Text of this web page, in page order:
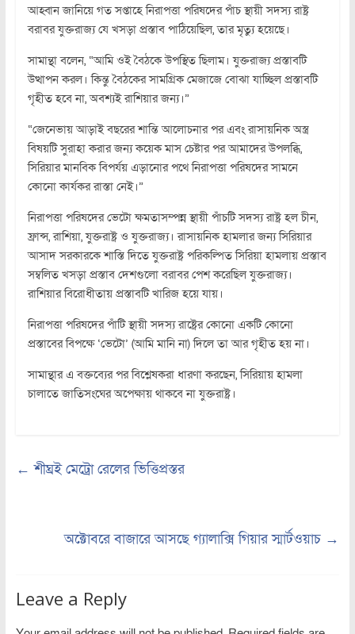
আহ্বান জানিয়ে গত সপ্তাহে নিরাপত্তা পরিষদের পাঁচ স্থায়ী সদস্য রাষ্ট্র
বরাবর যুক্তরাজ্য যে খসড়া প্রস্তাব পাঠিয়েছিল, তার মৃত্যু হয়েছে।
সামান্থা বলেন, “আমি ওই বৈঠকে উপস্থিত ছিলাম। যুক্তরাজ্য প্রস্তাবটি
উত্থাপন করল। কিন্তু বৈঠকের সামগ্রিক মেজাজে বোঝা যাচ্ছিল প্রস্তাবটি
গৃহীত হবে না, অবশ্যই রাশিয়ার জন্য।”
“জেনেভায় আড়াই বছরের শান্তি আলোচনার পর এবং রাসায়নিক অস্ত্র
বিষয়টি সুরাহা করার জন্য কয়েক মাস চেষ্টার পর আমাদের উপলব্ধি,
সিরিয়ার মানবিক বিপর্যয় এড়ানোর পথে নিরাপত্তা পরিষদের সামনে
কোনো কার্যকর রাস্তা নেই।”
নিরাপত্তা পরিষদের ভেটো ক্ষমতাসম্পন্ন স্থায়ী পাঁচটি সদস্য রাষ্ট্র হল চীন,
ফ্রান্স, রাশিয়া, যুক্তরাষ্ট্র ও যুক্তরাজ্য। রাসায়নিক হামলার জন্য সিরিয়ার
আসাদ সরকারকে শাস্তি দিতে যুক্তরাষ্ট্র পরিকল্পিত সিরিয়া হামলায় প্রস্তাব
সম্বলিত খসড়া প্রস্তাব দেশগুলো বরাবর পেশ করেছিল যুক্তরাজ্য।
রাশিয়ার বিরোধীতায় প্রস্তাবটি খারিজ হয়ে যায়।
নিরাপত্তা পরিষদের পাঁটি স্থায়ী সদস্য রাষ্ট্রের কোনো একটি কোনো
প্রস্তাবের বিপক্ষে ‘ভেটো’ (আমি মানি না) দিলে তা আর গৃহীত হয় না।
সামান্থার এ বক্তব্যের পর বিশ্লেষকরা ধারণা করছেন, সিরিয়ায় হামলা
চালাতে জাতিসংঘের অপেক্ষায় থাকবে না যুক্তরাষ্ট্র।
← শীঘ্রই মেট্রো রেলের ভিত্তিপ্রস্তর
অক্টোবরে বাজারে আসছে গ্যালাক্সি গিয়ার স্মার্টওয়াচ →
Leave a Reply